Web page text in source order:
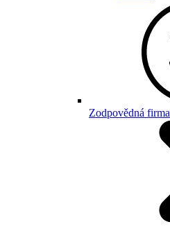
Zodpovědná firma